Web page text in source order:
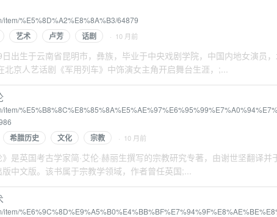
item/%E5%8D%A2%E8%8A%B3/64879
艺术 卢芳 话剧 · 10 月前
出生于云南省昆明市，彝族，毕业于中央戏剧学院，中国内地女演员
北京人艺话剧《军用列车》中饰演女主角开启舞台生涯，;...
item/
希腊历史 文化 宗教 · 10 月前
》是英国考古学家简·艾伦·赫丽生撰写的宗教研究专著，由谢世坚翻译
中文版。该书属于宗教学领域，作者曾任英国;...
item/